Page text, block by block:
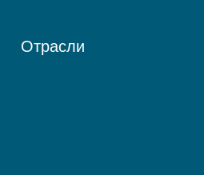
Отрасли